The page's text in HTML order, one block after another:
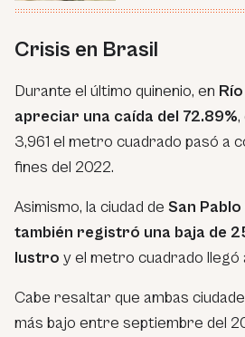
Crisis en Brasil
Durante el último quinenio, en
apreciar una caída del 72.89%,
3,961 el metro cuadrado pasó a
fines del 2022.
Asimismo, la ciudad de San
también registró una baja de
lustro y el metro cuadrado llegó
Cabe resaltar que ambas
más bajo entre septiembre del